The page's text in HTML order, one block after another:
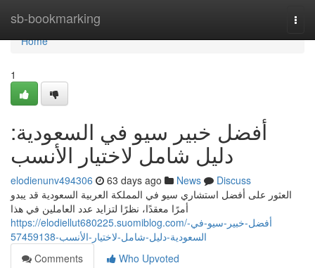
sb-bookmarking
Home
Home
1
أفضل خبير سيو في السعودية:
دليل شامل لاختيار الأنسب
elodienunv494306 63 days ago News
Discuss
العثور على أفضل استشاري سيو في المملكة العربية السعودية قد يبدو
أمرًا معقدًا، نظرًا لتزايد عدد العاملين في هذا
https://elodiellut680225.suomiblog.com/أفضل-خبير-سيو-في-
السعودية-دليل-شامل-لاختيار-الأنسب-57459138
Comments
Who Upvoted